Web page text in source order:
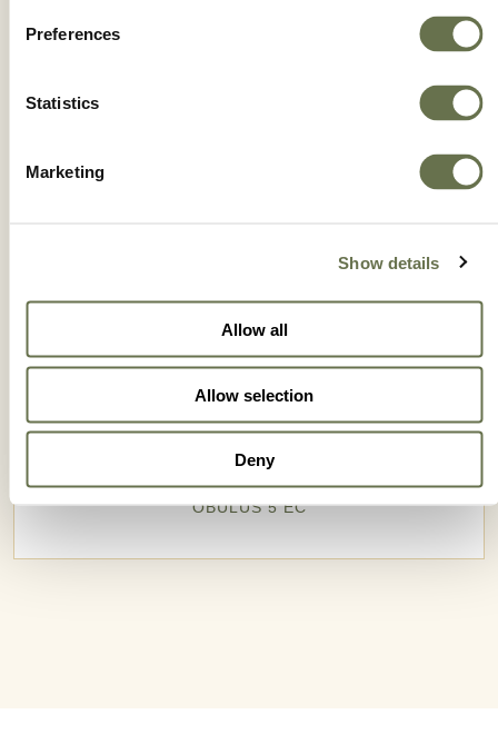
Preferences
Statistics
Marketing
Show details
Allow all
Allow selection
Deny
OBULUS 5 EC